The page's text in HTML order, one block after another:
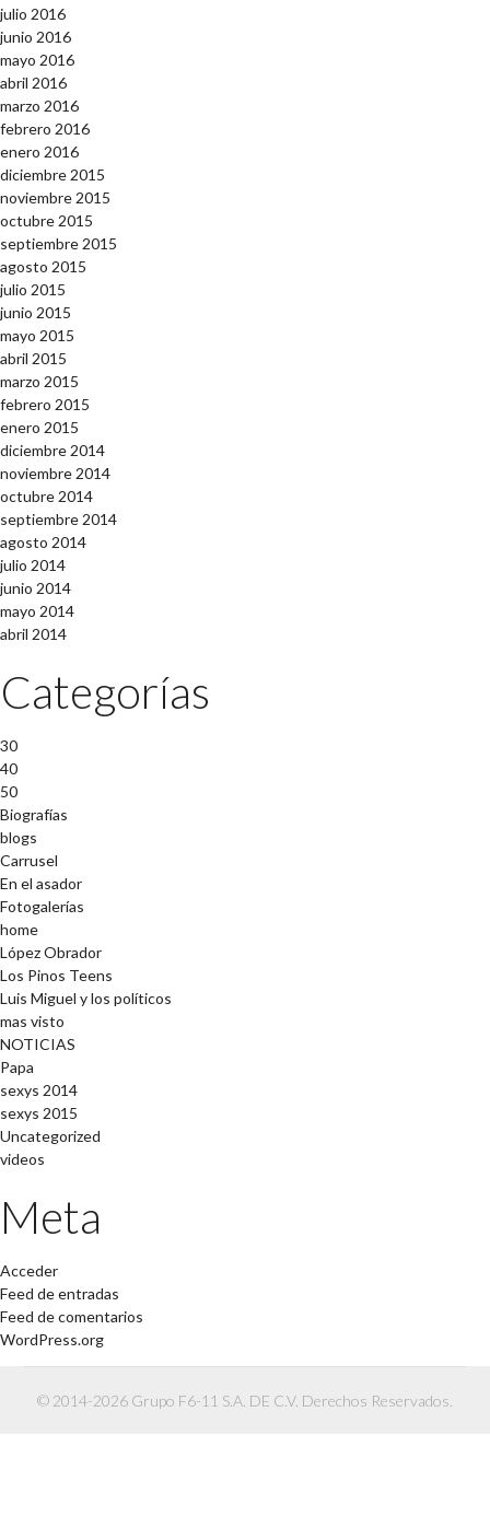
julio 2016
junio 2016
mayo 2016
abril 2016
marzo 2016
febrero 2016
enero 2016
diciembre 2015
noviembre 2015
octubre 2015
septiembre 2015
agosto 2015
julio 2015
junio 2015
mayo 2015
abril 2015
marzo 2015
febrero 2015
enero 2015
diciembre 2014
noviembre 2014
octubre 2014
septiembre 2014
agosto 2014
julio 2014
junio 2014
mayo 2014
abril 2014
Categorías
30
40
50
Biografías
blogs
Carrusel
En el asador
Fotogalerías
home
López Obrador
Los Pinos Teens
Luis Miguel y los políticos
mas visto
NOTICIAS
Papa
sexys 2014
sexys 2015
Uncategorized
videos
Meta
Acceder
Feed de entradas
Feed de comentarios
WordPress.org
© 2014-2026 Grupo F6-11 S.A. DE C.V. Derechos Reservados.